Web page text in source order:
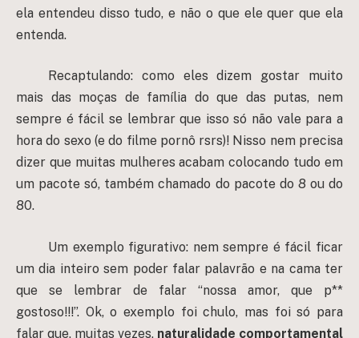
ela entendeu disso tudo, e não o que ele quer que ela
entenda.
Recaptulando: como eles dizem gostar muito
mais das moças de família do que das putas, nem
sempre é fácil se lembrar que isso só não vale para a
hora do sexo (e do filme pornô rsrs)! Nisso nem precisa
dizer que muitas mulheres acabam colocando tudo em
um pacote só, também chamado do pacote do 8 ou do
80.
Um exemplo figurativo: nem sempre é fácil ficar
um dia inteiro sem poder falar palavrão e na cama ter
que se lembrar de falar “nossa amor, que p**
gostoso!!!”. Ok, o exemplo foi chulo, mas foi só para
falar que, muitas vezes, naturalidade comportamental